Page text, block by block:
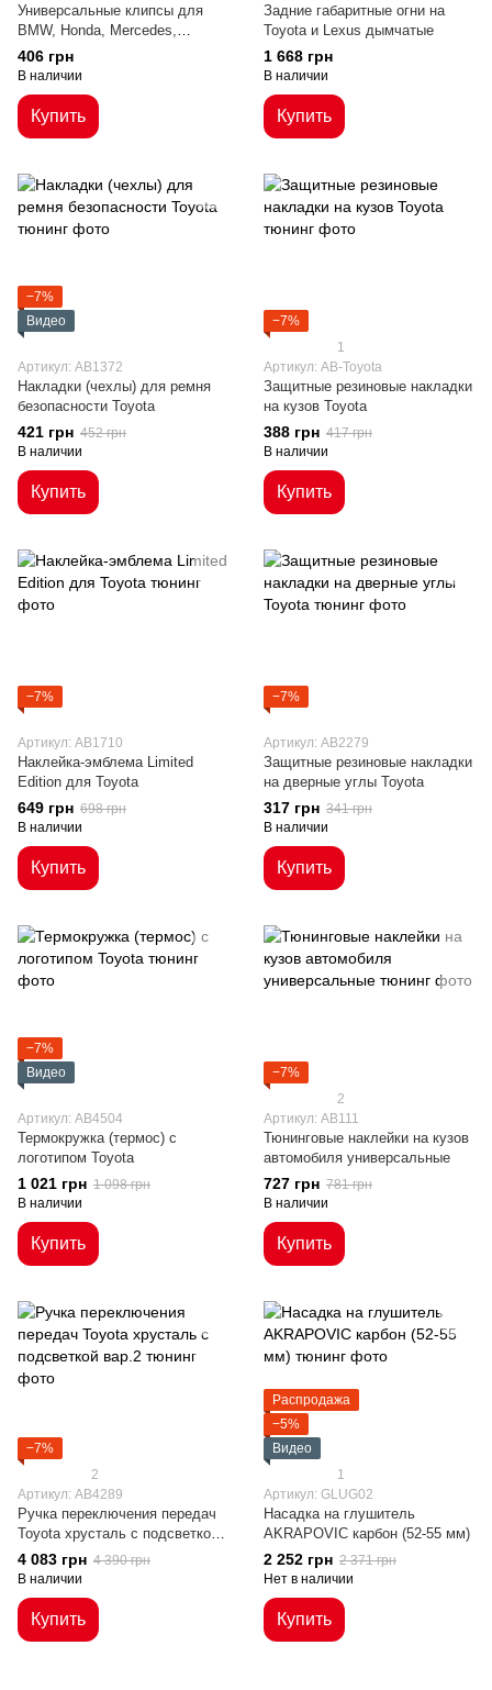
Универсальные клипсы для
BMW, Honda, Mercedes,
Renault, Peugeot, Kia, Toyota,
VW
406 грн
В наличии
Купить
Задние габаритные огни на
Toyota и Lexus дымчатые
1 668 грн
В наличии
Купить
−7%
Видео
Артикул: AB1372
Накладки (чехлы) для ремня
безопасности Toyota
421 грн 452 грн
В наличии
Купить
−7%
1
Артикул: AB-Toyota
Защитные резиновые накладки
на кузов Toyota
388 грн 417 грн
В наличии
Купить
−7%
Артикул: AB1710
Наклейка-эмблема Limited
Edition для Toyota
649 грн 698 грн
В наличии
Купить
−7%
Артикул: AB2279
Защитные резиновые накладки
на дверные углы Toyota
317 грн 341 грн
В наличии
Купить
−7%
Видео
Артикул: AB4504
Термокружка (термос) с
логотипом Toyota
1 021 грн 1 098 грн
В наличии
Купить
−7%
2
Артикул: AB111
Тюнинговые наклейки на кузов
автомобиля универсальные
727 грн 781 грн
В наличии
Купить
−7%
2
Артикул: AB4289
Ручка переключения передач
Toyota хрусталь с подсветкой
вар.2
4 083 грн 4 390 грн
В наличии
Купить
Распродажа
−5%
Видео
1
Артикул: GLUG02
Насадка на глушитель
AKRAPOVIC карбон (52-55 мм)
2 252 грн 2 371 грн
Нет в наличии
Купить